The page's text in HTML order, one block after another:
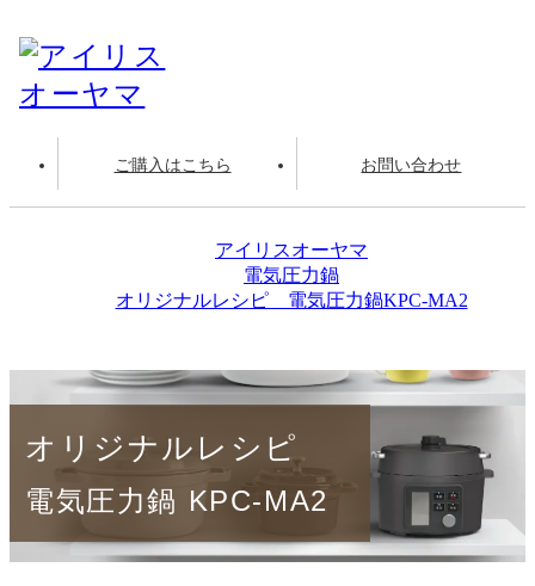
ご購入はこちら お問い合わせ
アイリスオーヤマ
電気圧力鍋
オリジナルレシピ 電気圧力鍋KPC-MA2
オリジナルレシピ
電気圧力鍋 KPC-MA2